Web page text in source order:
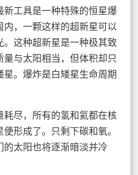
新工具是一种特殊的恒星爆
，一颗这样的超新星可以
。这种超新星是一种极其致
与太阳相当，但体积却只
。爆炸是白矮星生命周期
耗尽，所有的氢和氦都在核
形成了。只剩下碳和氧。
的太阳也将逐渐暗淡并冷